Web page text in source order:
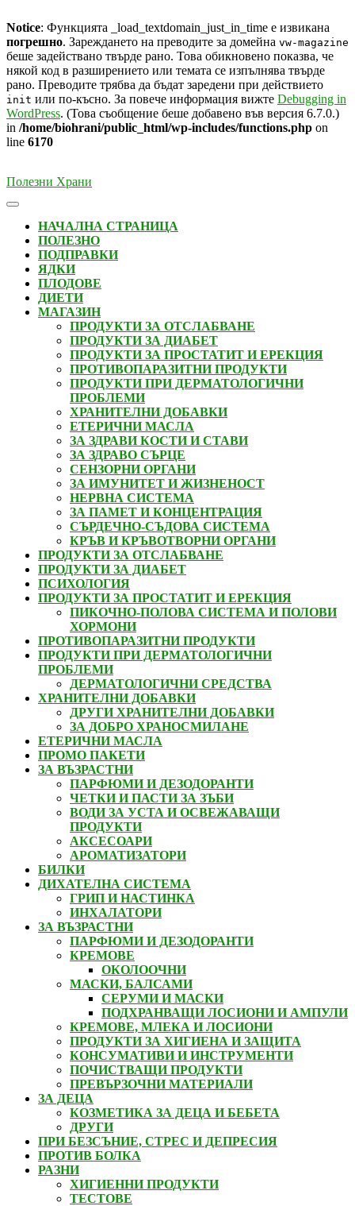
Notice: Функцията _load_textdomain_just_in_time е извикана
погрешно. Зареждането на преводите за домейна vw-magazine
беше задействано твърде рано. Това обикновено показва, че
някой код в разширението или темата се изпълнява твърде
рано. Преводите трябва да бъдат заредени при действието
init или по-късно. За повече информация вижте Debugging in
WordPress. (Това съобщение беше добавено във версия 6.7.0.)
in /home/biohrani/public_html/wp-includes/functions.php on
line 6170
Skip
content
Полезни Храни
Open
ButtonНАЧАЛНА СТРАНИЦА
ПОЛЕЗНО
ПОДПРАВКИ
ЯДКИ
ПЛОДОВЕ
ДИЕТИ
МАГАЗИН
ПРОДУКТИ ЗА ОТСЛАБВАНЕ
ПРОДУКТИ ЗА ДИАБЕТ
ПРОДУКТИ ЗА ПРОСТАТИТ И ЕРЕКЦИЯ
ПРОТИВОПАРАЗИТНИ ПРОДУКТИ
ПРОДУКТИ ПРИ ДЕРМАТОЛОГИЧНИ
ПРОБЛЕМИ
ХРАНИТЕЛНИ ДОБАВКИ
ЕТЕРИЧНИ МАСЛА
ЗА ЗДРАВИ КОСТИ И СТАВИ
ЗА ЗДРАВО СЪРЦЕ
СЕНЗОРНИ ОРГАНИ
ЗА ИМУНИТЕТ И ЖИЗНЕНОСТ
НЕРВНА СИСТЕМА
ЗА ПАМЕТ И КОНЦЕНТРАЦИЯ
СЪРДЕЧНО-СЪДОВА СИСТЕМА
КРЪВ И КРЪВОТВОРНИ ОРГАНИ
ПРОДУКТИ ЗА ОТСЛАБВАНЕ
ПРОДУКТИ ЗА ДИАБЕТ
ПСИХОЛОГИЯ
ПРОДУКТИ ЗА ПРОСТАТИТ И ЕРЕКЦИЯ
ПИКОЧНО-ПОЛОВА СИСТЕМА И ПОЛОВИ
ХОРМОНИ
ПРОТИВОПАРАЗИТНИ ПРОДУКТИ
ПРОДУКТИ ПРИ ДЕРМАТОЛОГИЧНИ
ПРОБЛЕМИ
ДЕРМАТОЛОГИЧНИ СРЕДСТВА
ХРАНИТЕЛНИ ДОБАВКИ
ДРУГИ ХРАНИТЕЛНИ ДОБАВКИ
ЗА ДОБРО ХРАНОСМИЛАНЕ
ЕТЕРИЧНИ МАСЛА
ПРОМО ПАКЕТИ
ЗА ВЪЗРАСТНИ
ПАРФЮМИ И ДЕЗОДОРАНТИ
ЧЕТКИ И ПАСТИ ЗА ЗЪБИ
ВОДИ ЗА УСТА И ОСВЕЖАВАЩИ
ПРОДУКТИ
АКСЕСОАРИ
АРОМАТИЗАТОРИ
БИЛКИ
ДИХАТЕЛНА СИСТЕМА
ГРИП И НАСТИНКА
ИНХАЛАТОРИ
ЗА ВЪЗРАСТНИ
ПАРФЮМИ И ДЕЗОДОРАНТИ
КРЕМОВЕ
ОКОЛООЧНИ
МАСКИ, БАЛСАМИ
СЕРУМИ И МАСКИ
ПОДХРАНВАЩИ ЛОСИОНИ И АМПУЛИ
КРЕМОВЕ, МЛЕКА И ЛОСИОНИ
ПРОДУКТИ ЗА ХИГИЕНА И ЗАЩИТА
КОНСУМАТИВИ И ИНСТРУМЕНТИ
ПОЧИСТВАЩИ ПРОДУКТИ
ПРЕВЪРЗОЧНИ МАТЕРИАЛИ
ЗА ДЕЦА
КОЗМЕТИКА ЗА ДЕЦА И БЕБЕТА
ДРУГИ
ПРИ БЕЗСЪНИЕ, СТРЕС И ДЕПРЕСИЯ
ПРОТИВ БОЛКА
РАЗНИ
ХИГИЕННИ ПРОДУКТИ
ТЕСТОВЕ